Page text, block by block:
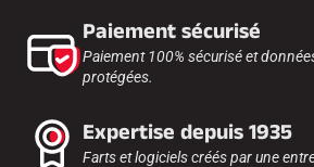
Paiement sécurisé
Paiement 100% sécurisé et
protégées.
Expertise depuis 1935
Farts et logiciels créés par une